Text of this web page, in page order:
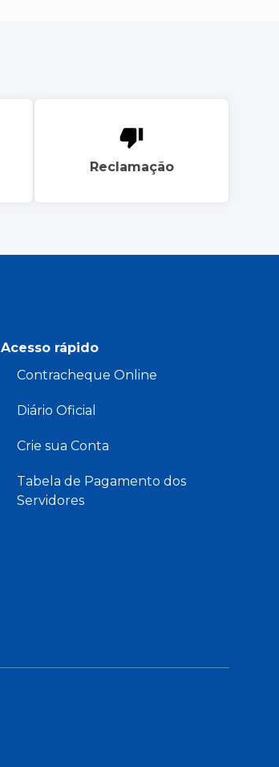
Reclamação
Acesso rápido
Contracheque Online
Diário Oficial
Crie sua Conta
Tabela de Pagamento dos
Servidores